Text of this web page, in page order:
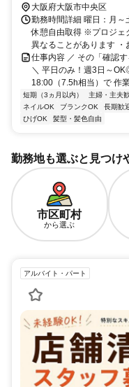
大阪府大阪市中央区
勤務時間詳細 曜日：月
休憩自由取得 ※プロジェ
異なることがあります ・
仕事内容 ／ その「確認
＼ 平日のみ！週3日～
18:00（7.5h相当）で 作
短期（3ヵ月以内） 主婦・主夫
ネイルOK
ブランクOK 長期歓
ひげOK
髪型・髪色自由
勤務地も選ぶと見つけ
市区町村
から選ぶ
アルバイト・パート